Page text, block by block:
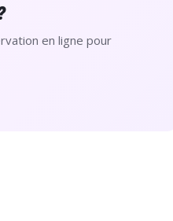
en ligne pour